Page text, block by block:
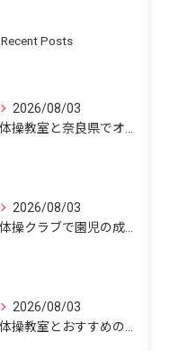
Recent Posts
2026/08/03
2026/08/03
2026/08/03